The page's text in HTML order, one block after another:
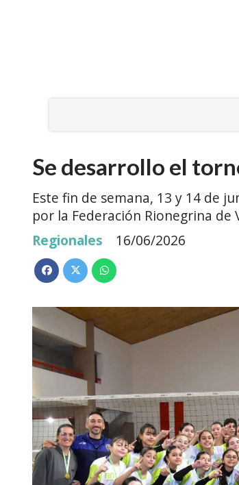
Se desarrollo el
Este fin de semana, 13 y 14 de
por la Federación Rionegrina de
Regionales
16/06/2026